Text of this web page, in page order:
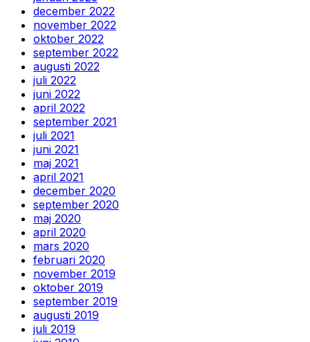
december 2022
november 2022
oktober 2022
september 2022
augusti 2022
juli 2022
juni 2022
april 2022
september 2021
juli 2021
juni 2021
maj 2021
april 2021
december 2020
september 2020
maj 2020
april 2020
mars 2020
februari 2020
november 2019
oktober 2019
september 2019
augusti 2019
juli 2019